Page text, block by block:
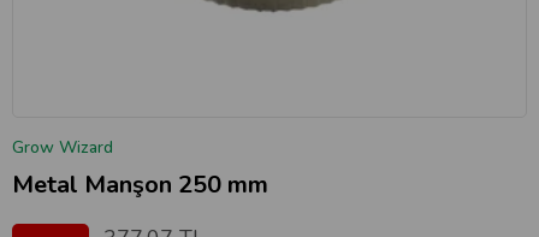
Grow Wizard
Metal Manşon 250 mm